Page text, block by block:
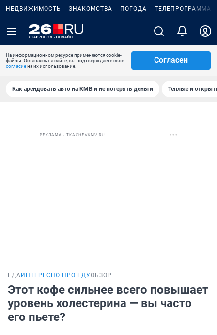
НЕДВИЖИМОСТЬ ЗНАКОМСТВА ПОГОДА ТЕЛЕПРОГРАММА
На информационном ресурсе применяются cookie-
файлы. Оставаясь на сайте, вы подтверждаете свое
согласиена их использование.
Согласен
Как арендовать авто на КМВ и не потерять деньги Теплые и
РЕКЛАМА • TKACHEVKMV.RU
ЕДА ИНТЕРЕСНО ПРО ЕДУОБЗОР
Этот кофе сильнее всего повышает
уровень холестерина — вы часто
его пьете?